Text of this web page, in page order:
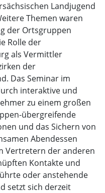
Landjugend
Themen waren
der Ortsgruppen
Rolle der
als Vermittler
der
Das Seminar im
interaktive und
zu einem großen
übergreifende
und das Sichern von
Abendessen
Vertretern der anderen
Kontakte und
oder anstehende
setzt sich derzeit